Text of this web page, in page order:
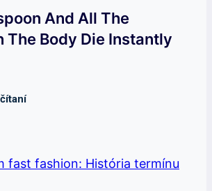
And All The
The Body Die Instantly
fast fashion: História termínu